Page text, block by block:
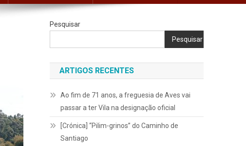
Pesquisar
Pesquisar
ARTIGOS RECENTES
Ao fim de 71 anos, a freguesia de Aves vai
passar a ter Vila na designação oficial
[Crónica] “Pilim-grinos” do Caminho de
Santiago